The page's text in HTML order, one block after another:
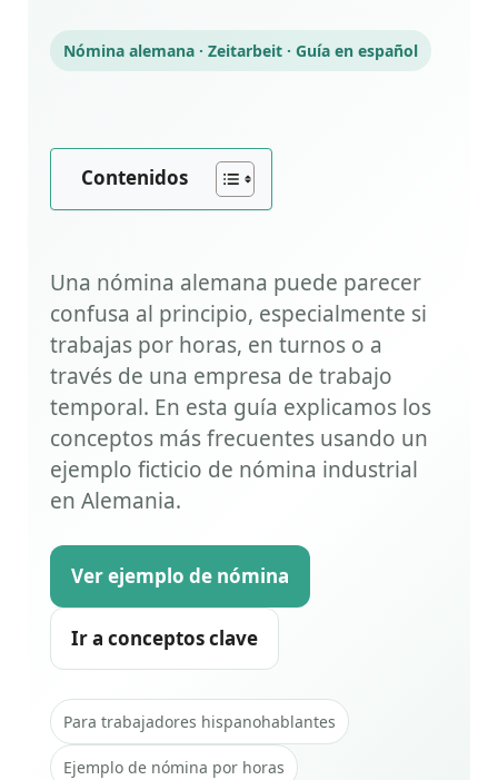
Nómina alemana · Zeitarbeit · Guía en español
Contenidos
Una nómina alemana puede parecer
confusa al principio, especialmente si
trabajas por horas, en turnos o a
través de una empresa de trabajo
temporal. En esta guía explicamos los
conceptos más frecuentes usando un
ejemplo ficticio de nómina industrial
en Alemania.
Ver ejemplo de nómina
Ir a conceptos clave
Para trabajadores hispanohablantes
Ejemplo de nómina por horas